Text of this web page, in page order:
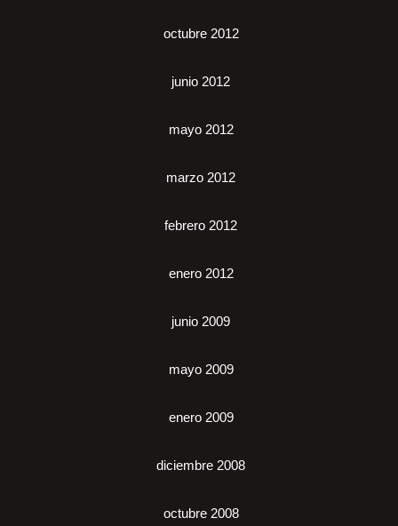
octubre 2012
junio 2012
mayo 2012
marzo 2012
febrero 2012
enero 2012
junio 2009
mayo 2009
enero 2009
diciembre 2008
octubre 2008